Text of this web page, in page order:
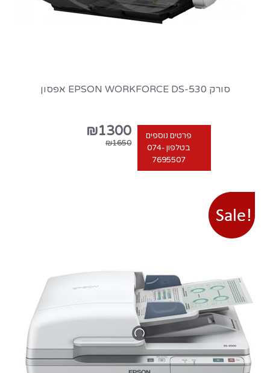
סורק EPSON WORKFORCE DS-530 אפסון
פרטים נוספים
בטלפון 074-
7695507
₪1300
₪1650